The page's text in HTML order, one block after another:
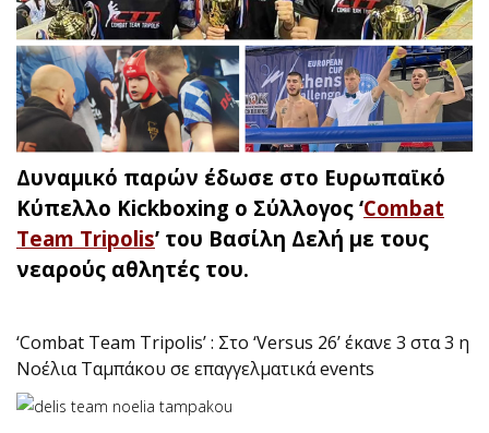
Δυναμικό παρών έδωσε στο Ευρωπαϊκό
Κύπελλο Kickboxing ο Σύλλογος ‘Combat
Team Tripolis’ του Βασίλη Δελή με τους
νεαρούς αθλητές του.
‘Combat Team Tripolis’ : Στο ‘Versus 26’ έκανε 3 στα 3 η
Νοέλια Ταμπάκου σε επαγγελματικά events